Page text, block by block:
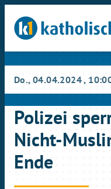
Do., 04.04.2024,
Polizei
Nicht-
Ende